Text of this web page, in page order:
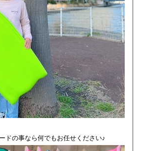
ドの事なら何でもお任せください♪